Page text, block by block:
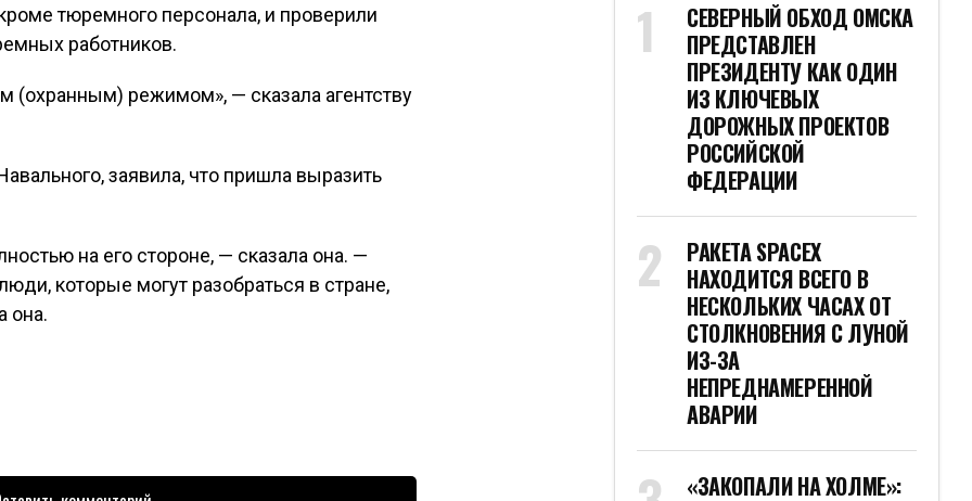
тюремного персонала, и проверили
работников.
(охранным) режимом», — сказала агентству
заявила, что пришла выразить
на его стороне, — сказала она. —
которые могут разобраться в стране,
она.
СЕВЕРНЫЙ ОБХОД ОМСКА
ПРЕДСТАВЛЕН
ПРЕЗИДЕНТУ КАК ОДИН
ИЗ КЛЮЧЕВЫХ
ДОРОЖНЫХ ПРОЕКТОВ
РОССИЙСКОЙ
ФЕДЕРАЦИИ
РАКЕТА SPACEX
НАХОДИТСЯ ВСЕГО В
НЕСКОЛЬКИХ ЧАСАХ ОТ
СТОЛКНОВЕНИЯ С ЛУНОЙ
ИЗ-ЗА
НЕПРЕДНАМЕРЕННОЙ
АВАРИИ
«ЗАКОПАЛИ НА ХОЛМЕ»: